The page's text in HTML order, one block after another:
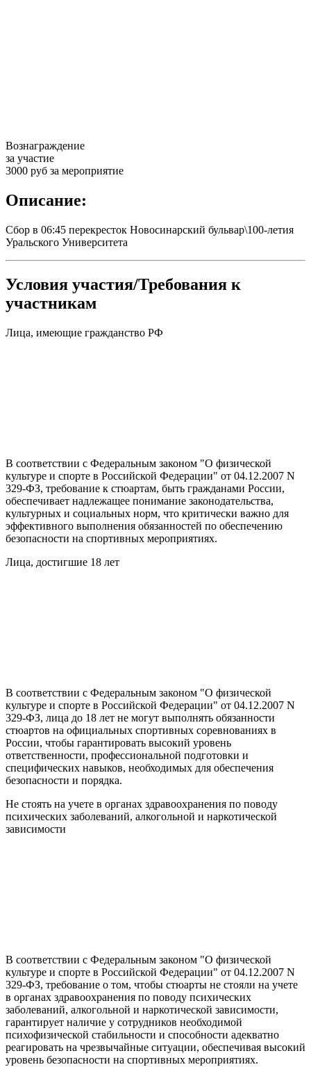
Вознаграждение
за участие
3000 руб за мероприятие
Описание:
Сбор в 06:45 перекресток Новосинарский бульвар\100-летия
Уральского Университета
Условия участия/Требования к
участникам
Лица, имеющие гражданство РФ
В соответствии с Федеральным законом "О физической
культуре и спорте в Российской Федерации" от 04.12.2007 N
329-ФЗ, требование к стюартам, быть гражданами России,
обеспечивает надлежащее понимание законодательства,
культурных и социальных норм, что критически важно для
эффективного выполнения обязанностей по обеспечению
безопасности на спортивных мероприятиях.
Лица, достигшие 18 лет
В соответствии с Федеральным законом "О физической
культуре и спорте в Российской Федерации" от 04.12.2007 N
329-ФЗ, лица до 18 лет не могут выполнять обязанности
стюартов на официальных спортивных соревнованиях в
России, чтобы гарантировать высокий уровень
ответственности, профессиональной подготовки и
специфических навыков, необходимых для обеспечения
безопасности и порядка.
Не стоять на учете в органах здравоохранения по поводу
психических заболеваний, алкогольной и наркотической
зависимости
В соответствии с Федеральным законом "О физической
культуре и спорте в Российской Федерации" от 04.12.2007 N
329-ФЗ, требование о том, чтобы стюарты не стояли на учете
в органах здравоохранения по поводу психических
заболеваний, алкогольной и наркотической зависимости,
гарантирует наличие у сотрудников необходимой
психофизической стабильности и способности адекватно
реагировать на чрезвычайные ситуации, обеспечивая высокий
уровень безопасности на спортивных мероприятиях.